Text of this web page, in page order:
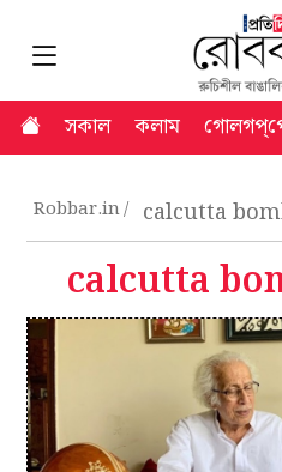
সকাল কলাম
Robbar.in calcutta
calcutta